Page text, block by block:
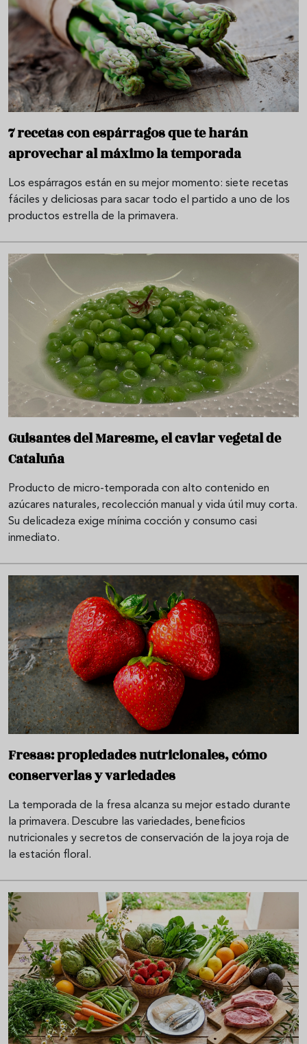
7 recetas con espárragos que te harán
aprovechar al máximo la temporada
Los espárragos están en su mejor momento: siete recetas
fáciles y deliciosas para sacar todo el partido a uno de los
productos estrella de la primavera.
Guisantes del Maresme, el caviar vegetal de
Cataluña
Producto de micro-temporada con alto contenido en
azúcares naturales, recolección manual y vida útil muy corta.
Su delicadeza exige mínima cocción y consumo casi
inmediato.
Fresas: propiedades nutricionales, cómo
conserverlas y variedades
La temporada de la fresa alcanza su mejor estado durante
la primavera. Descubre las variedades, beneficios
nutricionales y secretos de conservación de la joya roja de
la estación floral.